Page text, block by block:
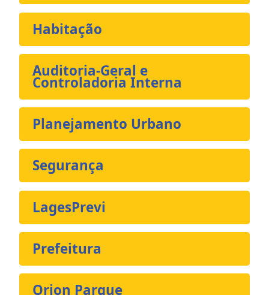
Habitação
Auditoria-Geral e
Controladoria Interna
Planejamento Urbano
Segurança
LagesPrevi
Prefeitura
Orion Parque